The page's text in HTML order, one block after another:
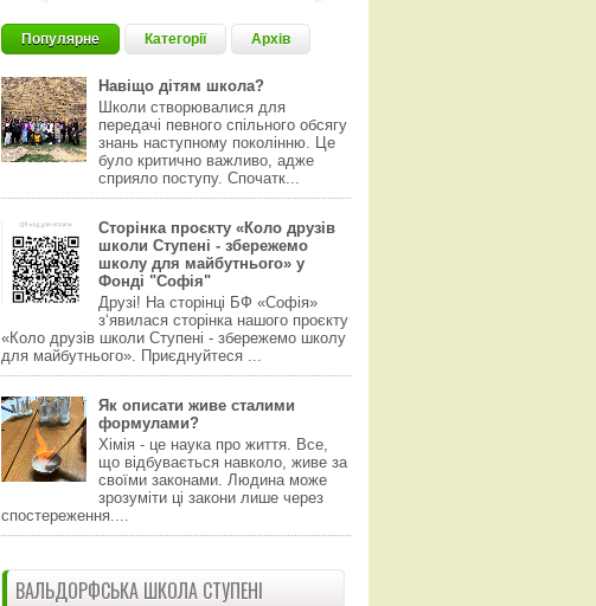
Популярне Категорії Архів
Навіщо дітям школа?
Школи створювалися для
передачі певного спільного обсягу
знань наступному поколінню. Це
було критично важливо, адже
сприяло поступу. Спочатк...
Сторінка проєкту «Коло друзів
школи Ступені - збережемо
школу для майбутнього» у
Фонді "Софія"
Друзі! На сторінці БФ «Софія»
з‘явилася сторінка нашого проєкту
«Коло друзів школи Ступені - збережемо школу
для майбутнього». Приєднуйтеся ...
Як описати живе сталими
формулами?
Хімія - це наука про життя. Все,
що відбувається навколо, живе за
своїми законами. Людина може
зрозуміти ці закони лише через
спостереження....
ВАЛЬДОРФСЬКА ШКОЛА СТУПЕНІ